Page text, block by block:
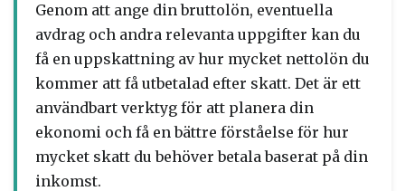
Genom att ange din bruttolön, eventuella
avdrag och andra relevanta uppgifter kan du
få en uppskattning av hur mycket nettolön du
kommer att få utbetalad efter skatt. Det är ett
användbart verktyg för att planera din
ekonomi och få en bättre förståelse för hur
mycket skatt du behöver betala baserat på din
inkomst.